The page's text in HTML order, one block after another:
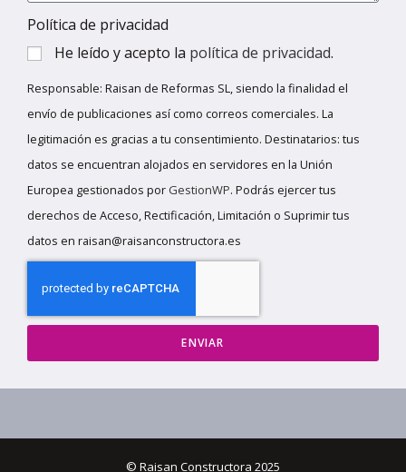
Política de privacidad
He leído y acepto la política de privacidad.
Responsable: Raisan de Reformas SL, siendo la finalidad el
envío de publicaciones así como correos comerciales. La
legitimación es gracias a tu consentimiento. Destinatarios: tus
datos se encuentran alojados en servidores en la Unión
Europea gestionados por GestionWP. Podrás ejercer tus
derechos de Acceso, Rectificación, Limitación o Suprimir tus
datos en raisan@raisanconstructora.es
ENVIAR
© Raisan Constructora 2025